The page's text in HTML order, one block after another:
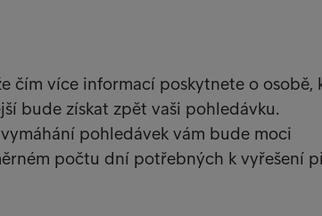
čím více informací poskytnete o osobě,
bude získat zpět vaši pohledávku.
pohledávek vám bude moci
počtu dní potřebných k vyřešení